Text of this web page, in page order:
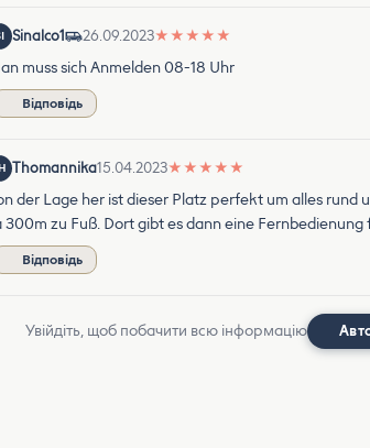
Sinalco1 26.09.2023★ ★ ★ ★ ★
muss sich Anmelden 08-18 Uhr
Відповідь
Thomannika15.04.2023★ ★ ★ ★ ★
der Lage her ist dieser Platz perfekt um alles rund
300m zu Fuß. Dort gibt es dann eine
Відповідь
Увійдіть, щоб побачити всю інформацію